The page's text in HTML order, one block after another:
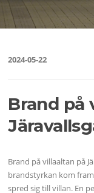
2024-05-22
Brand på
Brand på villaaltan på
brandstyrkan kom
spred sig till villan. En